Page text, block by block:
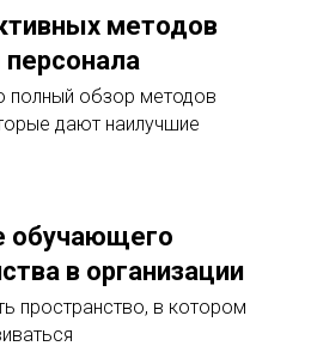
методов
персонала
полный обзор методов
дают наилучшие
обучающего
в организации
пространство, в котором